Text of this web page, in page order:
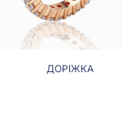
ДОРІЖКА